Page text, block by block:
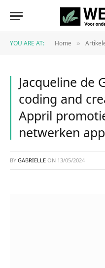
YOU ARE AT: Home »
Jacqueline de
coding and
Appril
netwerken
BY GABRIELLE ON 13/05/2024